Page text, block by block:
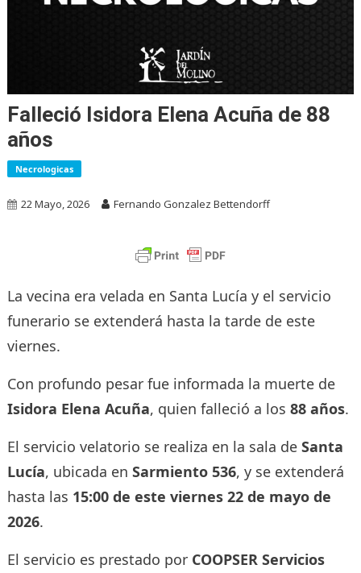
Falleció Isidora Elena Acuña de 88
años
Necrologicas
22 Mayo, 2026 Fernando Gonzalez Bettendorff
La vecina era velada en Santa Lucía y el servicio
funerario se extenderá hasta la tarde de este
viernes.
Con profundo pesar fue informada la muerte de
Isidora Elena Acuña, quien falleció a los 88 años.
El servicio velatorio se realiza en la sala de Santa
Lucía, ubicada en Sarmiento 536, y se extenderá
hasta las 15:00 de este viernes 22 de mayo de
2026.
El servicio es prestado por COOPSER Servicios